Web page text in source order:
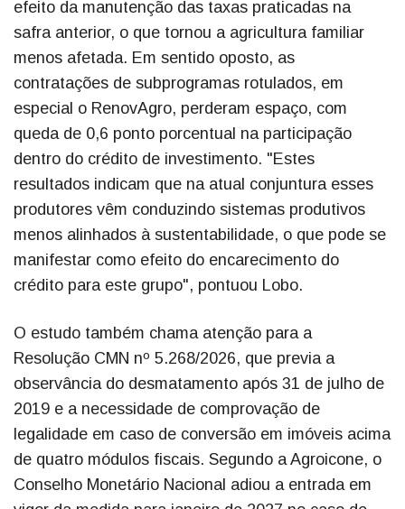
efeito da manutenção das taxas praticadas na
safra anterior, o que tornou a agricultura familiar
menos afetada. Em sentido oposto, as
contratações de subprogramas rotulados, em
especial o RenovAgro, perderam espaço, com
queda de 0,6 ponto porcentual na participação
dentro do crédito de investimento. "Estes
resultados indicam que na atual conjuntura esses
produtores vêm conduzindo sistemas produtivos
menos alinhados à sustentabilidade, o que pode se
manifestar como efeito do encarecimento do
crédito para este grupo", pontuou Lobo.
O estudo também chama atenção para a
Resolução CMN nº 5.268/2026, que previa a
observância do desmatamento após 31 de julho de
2019 e a necessidade de comprovação de
legalidade em caso de conversão em imóveis acima
de quatro módulos fiscais. Segundo a Agroicone, o
Conselho Monetário Nacional adiou a entrada em